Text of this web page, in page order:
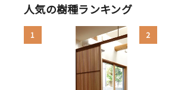
人気の樹種ランキング
1 2